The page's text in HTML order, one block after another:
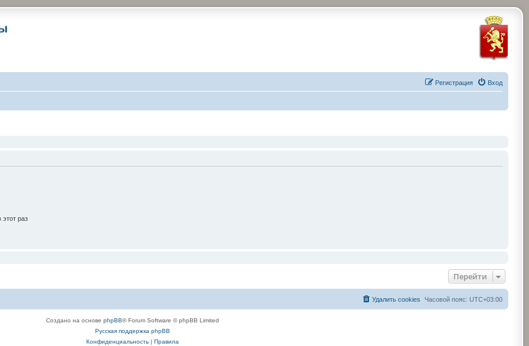
Вход
Регистрация
раз
Перейти
Часовой пояс: UTC+03:00
Удалить cookies
Создано на основе phpBB® Forum Software © phpBB Limited
Русская поддержка phpBB
Конфиденциальность| Правила